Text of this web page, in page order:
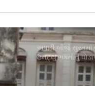
500 વિદ્યાર્થીઓને
અષાઢી બીજે સુરતમાં
ઉમટ્યું ભક્તોનું